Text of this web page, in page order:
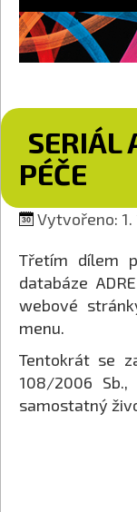
SERIÁL
PÉČE
Vytvořeno: 1.
Třetím dílem
databáze
webové
menu.
Tentokrát se
108/2006
samostatný